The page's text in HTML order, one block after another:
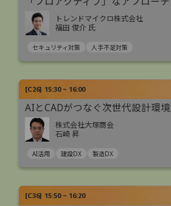
トレンドマイクロ株式会社
福田 俊介 氏
セキュリティ対策 人手不足対策
[C26] 15:30 ~ 16:00
AIとCADがつなぐ次世代設計環境
株式会社大塚商会
石崎 昇
AI活用 建設DX 製造DX
[C36] 15:50 ~ 16:20